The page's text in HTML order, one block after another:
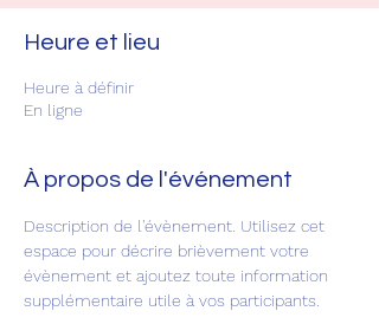
Heure et lieu
Heure à définir
En ligne
À propos de l'événement
Description de l'évènement. Utilisez cet
espace pour décrire brièvement votre
évènement et ajoutez toute information
supplémentaire utile à vos participants.